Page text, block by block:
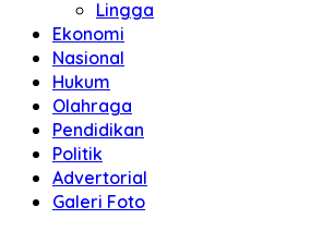
Lingga
Ekonomi
Nasional
Hukum
Olahraga
Pendidikan
Politik
Advertorial
Galeri Foto